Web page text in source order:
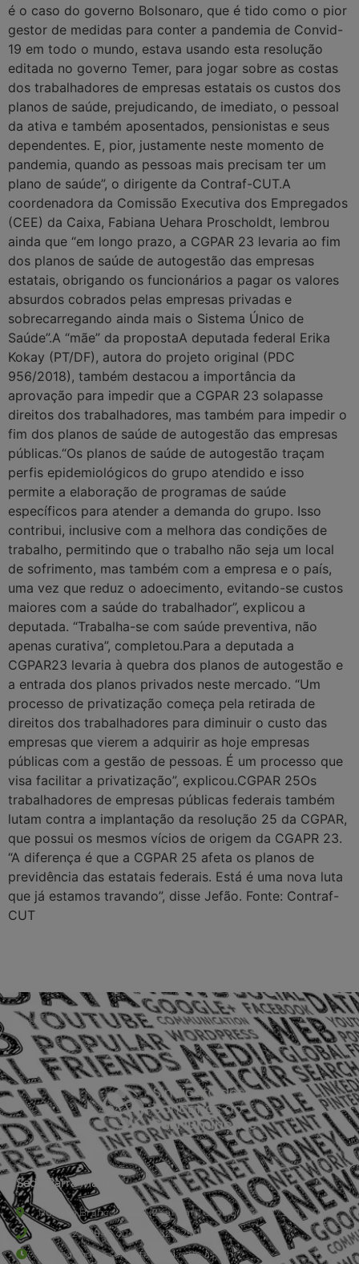
é o caso do governo Bolsonaro, que é tido como o pior
gestor de medidas para conter a pandemia de Convid-
19 em todo o mundo, estava usando esta resolução
editada no governo Temer, para jogar sobre as costas
dos trabalhadores de empresas estatais os custos dos
planos de saúde, prejudicando, de imediato, o pessoal
da ativa e também aposentados, pensionistas e seus
dependentes. E, pior, justamente neste momento de
pandemia, quando as pessoas mais precisam ter um
plano de saúde”, o dirigente da Contraf-CUT.A
coordenadora da Comissão Executiva dos Empregados
(CEE) da Caixa, Fabiana Uehara Proscholdt, lembrou
ainda que “em longo prazo, a CGPAR 23 levaria ao fim
dos planos de saúde de autogestão das empresas
estatais, obrigando os funcionários a pagar os valores
absurdos cobrados pelas empresas privadas e
sobrecarregando ainda mais o Sistema Único de
Saúde”.A “mãe” da propostaA deputada federal Erika
Kokay (PT/DF), autora do projeto original (PDC
956/2018), também destacou a importância da
aprovação para impedir que a CGPAR 23 solapasse
direitos dos trabalhadores, mas também para impedir o
fim dos planos de saúde de autogestão das empresas
públicas.“Os planos de saúde de autogestão traçam
perfis epidemiológicos do grupo atendido e isso
permite a elaboração de programas de saúde
específicos para atender a demanda do grupo. Isso
contribui, inclusive com a melhora das condições de
trabalho, permitindo que o trabalho não seja um local
de sofrimento, mas também com a empresa e o país,
uma vez que reduz o adoecimento, evitando-se custos
maiores com a saúde do trabalhador”, explicou a
deputada. “Trabalha-se com saúde preventiva, não
apenas curativa”, completou.Para a deputada a
CGPAR23 levaria à quebra dos planos de autogestão e
a entrada dos planos privados neste mercado. “Um
processo de privatização começa pela retirada de
direitos dos trabalhadores para diminuir o custo das
empresas que vierem a adquirir as hoje empresas
públicas com a gestão de pessoas. É um processo que
visa facilitar a privatização”, explicou.CGPAR 25Os
trabalhadores de empresas públicas federais também
lutam contra a implantação da resolução 25 da CGPAR,
que possui os mesmos vícios de origem da CGAPR 23.
“A diferença é que a CGPAR 25 afeta os planos de
previdência das estatais federais. Está é uma nova luta
que já estamos travando”, disse Jefão. Fonte: Contraf-
CUT
Sede Barra Mansa
Rua Rio Branco, nº107 (2º andar), Centro - Cep: 27.330-030
(24) 3323-2848 ou (24) 3323-2500
De segunda à sexta-feira , das 9h às 17h.